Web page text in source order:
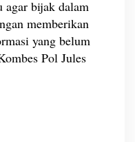
agar bijak dalam
memberikan
yang belum
Pol Jules